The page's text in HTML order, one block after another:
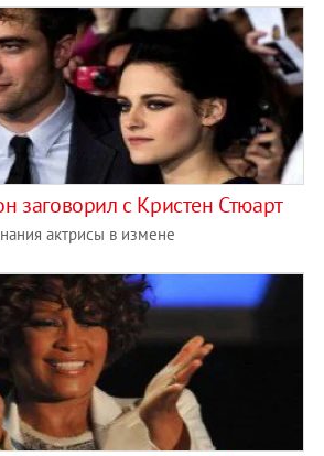
заговорил с Кристен Стюарт
актрисы в измене